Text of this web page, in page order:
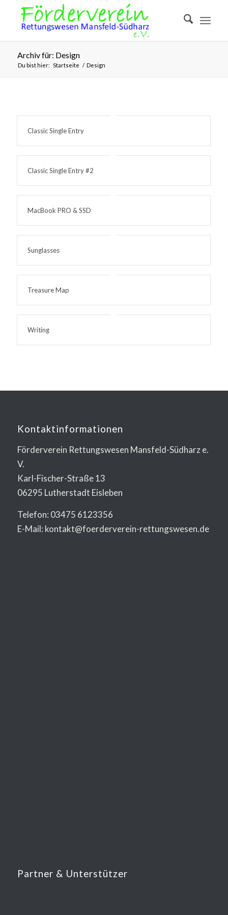
Archiv für: Design
Du bist hier: Startseite / Design
Classic Single Entry
Classic Single Entry #2
MacBook PRO & SSD
Sunglasses
Treasure Map
Writing
Kontaktinformationen
Förderverein Rettungswesen Mansfeld-Südharz e.
V.
Karl-Fischer-Straße 13
06295 Lutherstadt Eisleben
Telefon: 03475 6123356
E-Mail: kontakt@foerderverein-rettungswesen.de
Partner & Unterstützer